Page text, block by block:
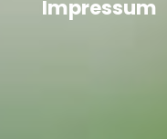
Impressum